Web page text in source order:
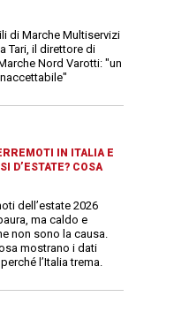
di Marche Multiservizi
Tari, il direttore di
Nord Varotti: "un
IN ITALIA E
D’ESTATE? COSA
dell’estate 2026
ma caldo e
non sono la causa.
mostrano i dati
l’Italia trema.